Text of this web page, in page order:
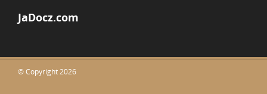
JaDocz.com
© Copyright 2026